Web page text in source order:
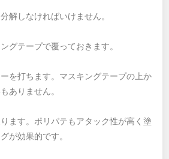
解しなければいけません。
グテープで覆っておきます。
を打ちます。マスキングテープの上か
ありません。
ます。ポリパテもアタック性が高く塗
が効果的です。